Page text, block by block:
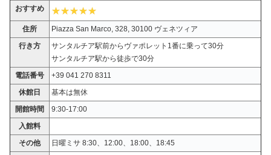
おすすめ
住所
Piazza San Marco, 328, 30100 ヴェネツィア
行き方
サンタルチア駅前からヴァポレット1番に乗って30分
サンタルチア駅から徒歩で30分
電話番号
+39 041 270 8311
休館日
基本は無休
開館時間
9:30-17:00
入館料
その他
日曜ミサ 8:30、12:00、18:00、18:45